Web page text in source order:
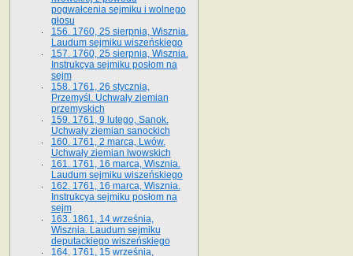
pogwałcenia sejmiku i wolnego
głosu
156. 1760, 25 sierpnia, Wisznia.
Laudum sejmiku wiszeńskiego
157. 1760, 25 sierpnia, Wisznia.
Instrukcya sejmiku posłom na
sejm
158. 1761, 26 stycznia,
Przemyśl. Uchwały ziemian
przemyskich
159. 1761, 9 lutego, Sanok.
Uchwały ziemian sanockich
160. 1761, 2 marca, Lwów.
Uchwały ziemian lwowskich
161. 1761, 16 marca, Wisznia.
Laudum sejmiku wiszeńskiego
162. 1761, 16 marca, Wisznia.
Instrukcya sejmiku posłom na
sejm
163. 1861, 14 września,
Wisznia. Laudum sejmiku
deputackiego wiszeńskiego
164. 1761, 15 września,